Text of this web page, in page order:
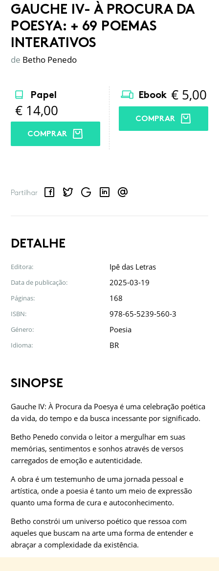
GAUCHE IV- À PROCURA DA
POESYA: + 69 POEMAS
INTERATIVOS
de Betho Penedo
Papel
€ 14,00
COMPRAR
Ebook € 5,00
COMPRAR
Partilhar
FacebookTwitterGoogle LinkedInEmail
DETALHE
Editora: Ipê das Letras
Data de publicação: 2025-03-19
Páginas: 168
ISBN: 978-65-5239-560-3
Género: Poesia
Idioma: BR
SINOPSE
Gauche IV: À Procura da Poesya é uma celebração poética
da vida, do tempo e da busca incessante por significado.
Betho Penedo convida o leitor a mergulhar em suas
memórias, sentimentos e sonhos através de versos
carregados de emoção e autenticidade.
A obra é um testemunho de uma jornada pessoal e
artística, onde a poesia é tanto um meio de expressão
quanto uma forma de cura e autoconhecimento.
Betho constrói um universo poético que ressoa com
aqueles que buscam na arte uma forma de entender e
abraçar a complexidade da existência.